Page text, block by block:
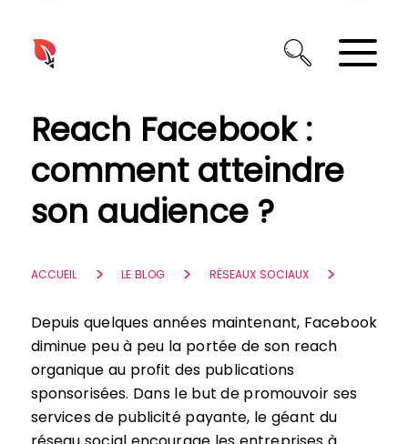
Reach Facebook :
comment atteindre
son audience ?
ACCUEIL LE BLOG RÉSEAUX SOCIAUX
Depuis quelques années maintenant, Facebook
diminue peu à peu la portée de son reach
organique au profit des publications
sponsorisées. Dans le but de promouvoir ses
services de publicité payante, le géant du